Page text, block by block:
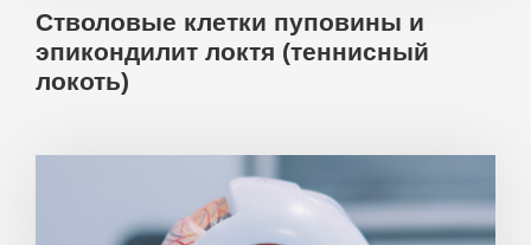
Стволовые клетки пуповины и
эпикондилит локтя (теннисный
локоть)